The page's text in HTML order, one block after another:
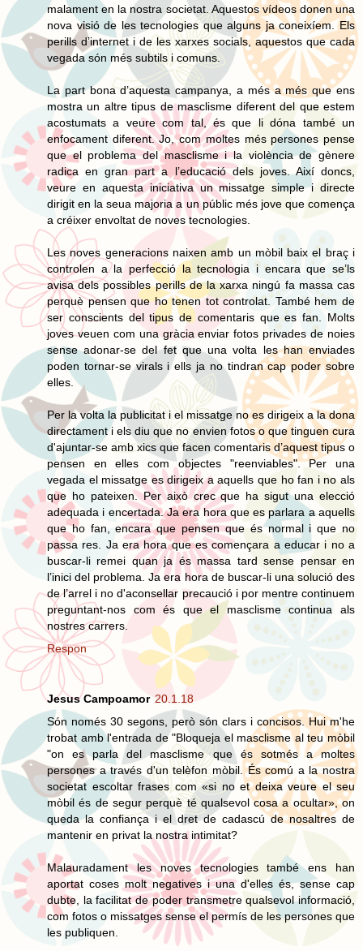
malament en la nostra societat. Aquestos vídeos donen una
nova visió de les tecnologies que alguns ja coneixíem. Els
perills d’internet i de les xarxes socials, aquestos que cada
vegada són més subtils i comuns.
La part bona d’aquesta campanya, a més a més que ens
mostra un altre tipus de masclisme diferent del que estem
acostumats a veure com tal, és que li dóna també un
enfocament diferent. Jo, com moltes més persones pense
que el problema del masclisme i la violència de gènere
radica en gran part a l’educació dels joves. Així doncs,
veure en aquesta iniciativa un missatge simple i directe
dirigit en la seua majoria a un públic més jove que comença
a créixer envoltat de noves tecnologies.
Les noves generacions naixen amb un mòbil baix el braç i
controlen a la perfecció la tecnologia i encara que se’ls
avisa dels possibles perills de la xarxa ningú fa massa cas
perquè pensen que ho tenen tot controlat. També hem de
ser conscients del tipus de comentaris que es fan. Molts
joves veuen com una gràcia enviar fotos privades de noies
sense adonar-se del fet que una volta les han enviades
poden tornar-se virals i ells ja no tindran cap poder sobre
elles.
Per la volta la publicitat i el missatge no es dirigeix a la dona
directament i els diu que no envien fotos o que tinguen cura
d'ajuntar-se amb xics que facen comentaris d’aquest tipus o
pensen en elles com objectes "reenviables". Per una
vegada el missatge es dirigeix a aquells que ho fan i no als
que ho pateixen. Per això crec que ha sigut una elecció
adequada i encertada. Ja era hora que es parlara a aquells
que ho fan, encara que pensen que és normal i que no
passa res. Ja era hora que es començara a educar i no a
buscar-li remei quan ja és massa tard sense pensar en
l’inici del problema. Ja era hora de buscar-li una solució des
de l’arrel i no d'aconsellar precaució i por mentre continuem
preguntant-nos com és que el masclisme continua als
nostres carrers.
Respon
Jesus Campoamor 20.1.18
Són només 30 segons, però són clars i concisos. Hui m'he
trobat amb l'entrada de "Bloqueja el masclisme al teu mòbil
"on es parla del masclisme que és sotmés a moltes
persones a través d'un telèfon mòbil. És comú a la nostra
societat escoltar frases com «si no et deixa veure el seu
mòbil és de segur perquè té qualsevol cosa a ocultar», on
queda la confiança i el dret de cadascú de nosaltres de
mantenir en privat la nostra intimitat?
Malauradament les noves tecnologies també ens han
aportat coses molt negatives i una d'elles és, sense cap
dubte, la facilitat de poder transmetre qualsevol informació,
com fotos o missatges sense el permís de les persones que
les publiquen.